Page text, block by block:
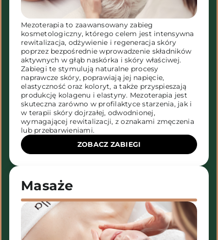
Mezoterapia to zaawansowany zabieg
kosmetologiczny, którego celem jest intensywna
rewitalizacja, odżywienie i regeneracja skóry
poprzez bezpośrednie wprowadzenie składników
aktywnych w głąb naskórka i skóry właściwej.
Zabiegi te stymulują naturalne procesy
naprawcze skóry, poprawiają jej napięcie,
elastyczność oraz koloryt, a także przyspieszają
produkcję kolagenu i elastyny. Mezoterapia jest
skuteczna zarówno w profilaktyce starzenia, jak i
w terapii skóry dojrzałej, odwodnionej,
wymagającej rewitalizacji, z oznakami zmęczenia
lub przebarwieniami.
ZOBACZ ZABIEGI
Masaże